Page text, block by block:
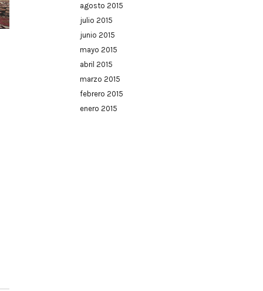
agosto 2015
julio 2015
junio 2015
mayo 2015
abril 2015
marzo 2015
febrero 2015
enero 2015